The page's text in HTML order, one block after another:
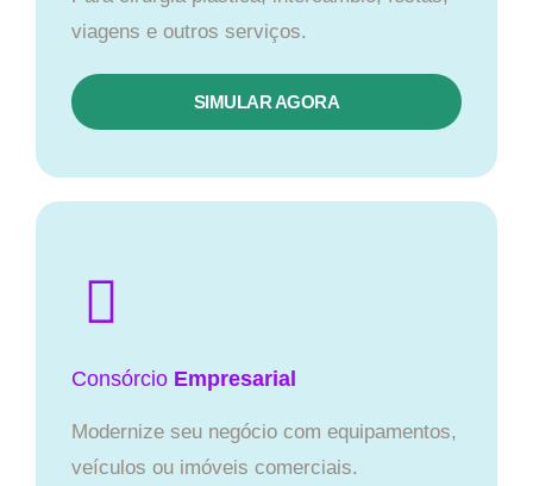
viagens e outros serviços.
SIMULAR AGORA
Consórcio Empresarial
Modernize seu negócio com equipamentos,
veículos ou imóveis comerciais.